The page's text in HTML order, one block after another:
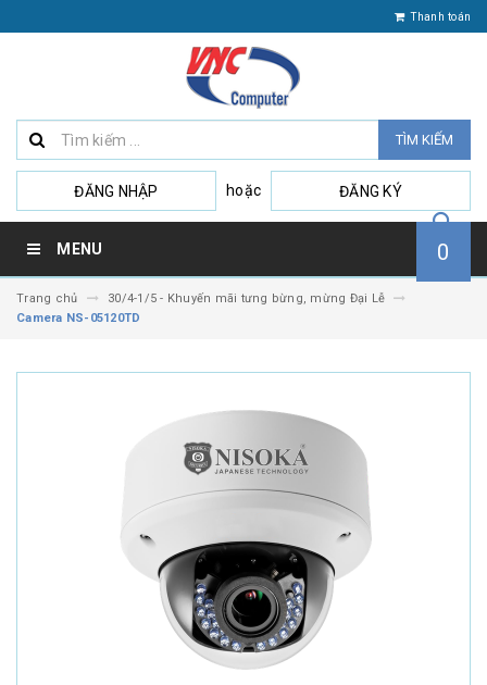
Thanh toán
TÌM KIẾM
ĐĂNG NHẬP hoặc ĐĂNG KÝ
MENU 0
Trang chủ
30/4-1/5 - Khuyến mãi tưng bừng, mừng Đại Lễ
Camera NS-05120TD